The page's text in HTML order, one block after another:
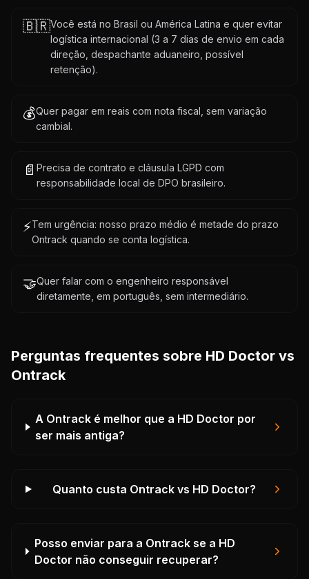
🇧🇷Você está no Brasil ou América Latina e quer evitar
logística internacional (3 a 7 dias de envio em cada
direção, despachante aduaneiro, possível
retenção).
💰Quer pagar em reais com nota fiscal, sem variação
cambial.
📄 Precisa de contrato e cláusula LGPD com
responsabilidade local de DPO brasileiro.
⚡Tem urgência: nosso prazo médio é metade do prazo
Ontrack quando se conta logística.
🤝Quer falar com o engenheiro responsável
diretamente, em português, sem intermediário.
Perguntas frequentes sobre HD Doctor vs
Ontrack
A Ontrack é melhor que a HD Doctor por
ser mais antiga?
Quanto custa Ontrack vs HD Doctor?
Posso enviar para a Ontrack se a HD
Doctor não conseguir recuperar?